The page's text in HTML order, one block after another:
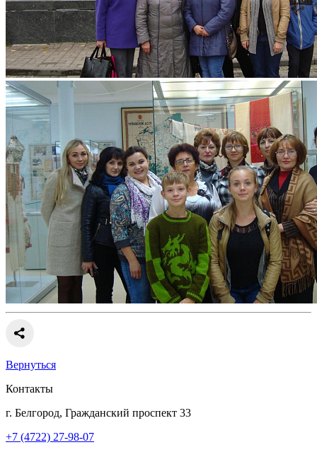
Вернуться
Контакты
г. Белгород, Гражданский проспект 33
+7 (4722) 27-98-07